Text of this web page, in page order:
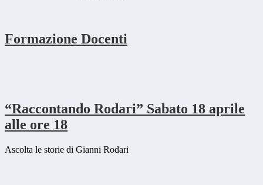
Formazione Docenti
“Raccontando Rodari” Sabato 18 aprile
alle ore 18
Ascolta le storie di Gianni Rodari